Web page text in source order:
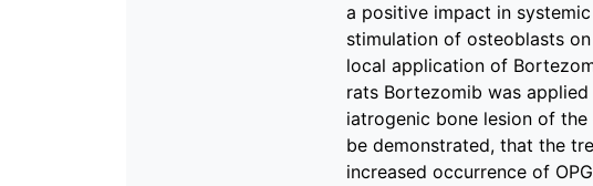
a positive impact in
stimulation of osteoblasts
local application of
rats Bortezomib was
iatrogenic bone lesion of
be demonstrated, that the
increased occurrence of